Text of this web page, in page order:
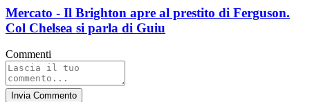
Mercato - Il Brighton apre al prestito di Ferguson.
Col Chelsea si parla di Guiu
Commenti
Invia Commento